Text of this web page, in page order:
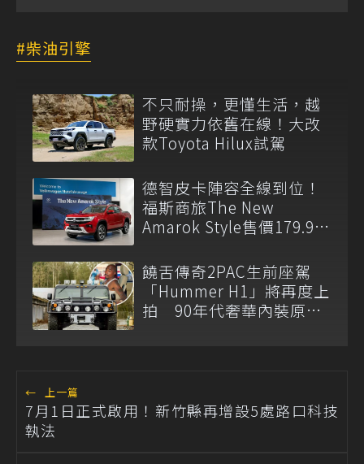
柴油引擎
不只耐操，更懂生活，越
野硬實力依舊在線！大改
款Toyota Hilux試駕
德智皮卡陣容全線到位！
福斯商旅The New
Amarok Style售價179.9萬
饒舌傳奇2PAC生前座駕
「Hummer H1」將再度上
拍 90年代奢華內裝原汁
← 上一篇
7月1日正式啟用！新竹縣再增設5處路口科技
執法